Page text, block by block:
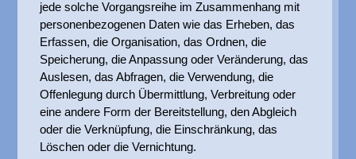
jede solche Vorgangsreihe im Zusammenhang mit
personenbezogenen Daten wie das Erheben, das
Erfassen, die Organisation, das Ordnen, die
Speicherung, die Anpassung oder Veränderung, das
Auslesen, das Abfragen, die Verwendung, die
Offenlegung durch Übermittlung, Verbreitung oder
eine andere Form der Bereitstellung, den Abgleich
oder die Verknüpfung, die Einschränkung, das
Löschen oder die Vernichtung.